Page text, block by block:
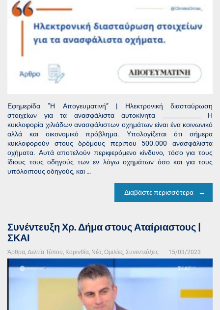
Εφημερίδα “Η Απογευματινή” | Ηλεκτρονική διασταύρωση
στοιχείων για τα ανασφάλιστα αυτοκίνητα _____________ Η
κυκλοφορία χιλιάδων ανασφάλιστων οχημάτων είναι ένα κοινωνικό
αλλά και οικονομικό πρόβλημα. Υπολογίζεται ότι σήμερα
κυκλοφορούν στους δρόμους περίπου 500.000 ανασφάλιστα
οχήματα. Αυτά αποτελούν περιφερόμενο κίνδυνο, τόσο για τους
ίδιους τους οδηγούς των εν λόγω οχημάτων όσο και για τους
υπόλοιπους οδηγούς, και …
Διαβάστε περισσότερα
Συνέντευξη Χρ. Δήμα στους Αταίριαστους |
ΣΚΑΙ
Άρθρα, Δελτία Τύπου, Κορινθία, Νέα, Ομιλίες, Συνεντεύξεις 15/03/2023